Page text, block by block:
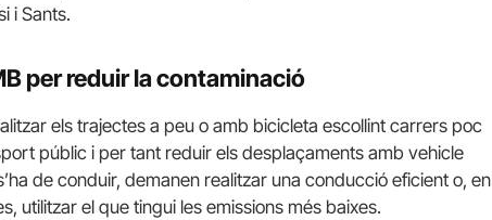
i Sants.
per reduir la contaminació
els trajectes a peu o amb bicicleta escollint carrers poc
públic i per tant reduir els desplaçaments amb vehicle
de conduir, demanen realitzar una conducció eficient o, en
utilitzar el que tingui les emissions més baixes.